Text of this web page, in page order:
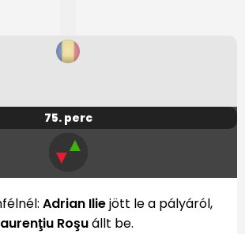
75. perc
▼▲
Adrian Iliejött le a pályáról,
Roşuállt be.